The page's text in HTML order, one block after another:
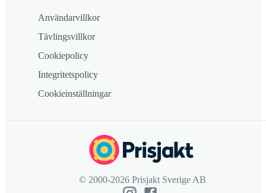
Användarvillkor
Tävlingsvillkor
Cookiepolicy
Integritetspolicy
Cookieinställningar
© 2000-2026 Prisjakt Sverige AB